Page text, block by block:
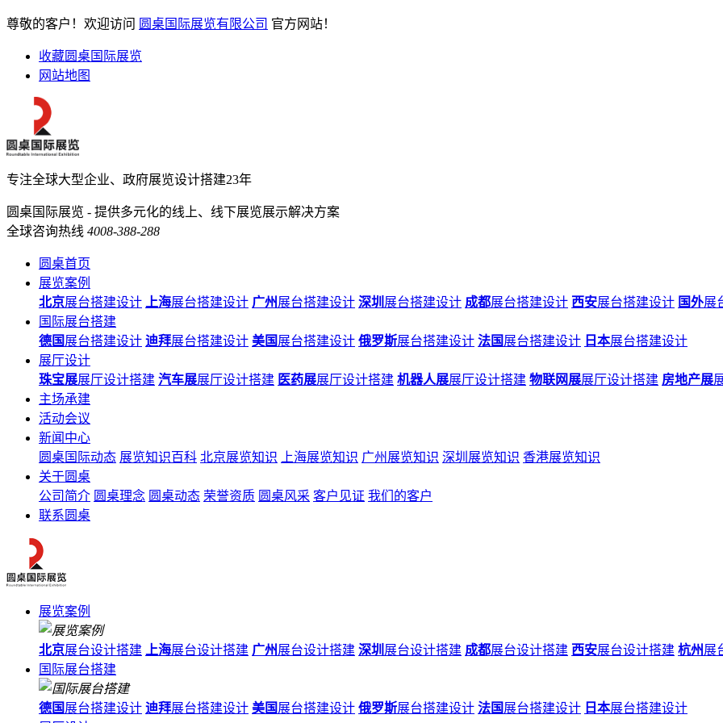
尊敬的客户！欢迎访问 圆桌国际展览有限公司 官方网站！
收藏圆桌国际展览
网站地图
专注全球大型企业、政府展览设计搭建23年
圆桌国际展览 - 提供多元化的线上、线下展览展示解决方案
全球咨询热线 4008-388-288
圆桌首页
展览案例
北京展台搭建设计 上海展台搭建设计 广州展台搭建设计 深圳 展台搭建设计 成都展台搭建设计 西安展台搭建设计 国外展
国际展台搭建
德国 展台搭建设计 迪拜展台搭建设计 美国 展台搭建设计 俄罗斯展台搭建设计 法国 展台搭建设计 日本展台搭建设计
展厅设计
珠宝展展厅设计搭建 汽车展展厅设计搭建 医药展展厅设计搭建 机器人展展厅设计搭建 物联网展展厅设计搭建 房地产展
主场承建
活动会议
新闻中心
圆桌国际动态 展览知识百科 北京展览知识 上海展览知识 广州展览知识 深圳展览知识 香港展览知识
关于圆桌
公司简介 圆桌理念 圆桌动态 荣誉资质 圆桌风采 客户见证 我们的客户
联系圆桌
展览案例
北京展台设计搭建 上海展台设计搭建 广州展台设计搭建 深圳 展台设计搭建 成都展台设计搭建 西安展台设计搭建 杭州展
国际展台搭建
德国 展台搭建设计 迪拜展台搭建设计 美国 展台搭建设计 俄罗斯展台搭建设计 法国 展台搭建设计 日本展台搭建设计